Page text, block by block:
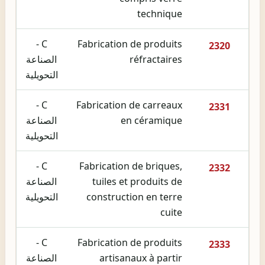
technique
2320
Fabrication de produits
réfractaires
C -
الصناعة
التحويلية
2331
Fabrication de carreaux
en céramique
C -
الصناعة
التحويلية
2332
Fabrication de briques,
tuiles et produits de
construction en terre
cuite
C -
الصناعة
التحويلية
2333
Fabrication de produits
artisanaux à partir
C -
الصناعة